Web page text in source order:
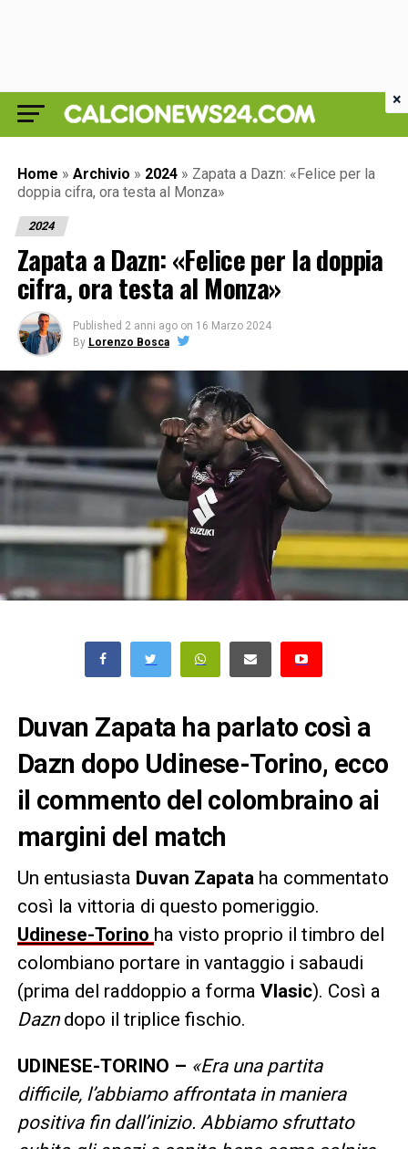
Home » Archivio » 2024 » Zapata a Dazn: «Felice per la
doppia cifra, ora testa al Monza»
2024
Zapata a Dazn: «Felice per la doppia
cifra, ora testa al Monza»
Published 2 anni ago on 16 Marzo 2024
By Lorenzo Bosca
Duvan Zapata ha parlato così a
Dazn dopo Udinese-Torino, ecco
il commento del colombraino ai
margini del match
Un entusiasta Duvan Zapata ha commentato
così la vittoria di questo pomeriggio.
Udinese-Torino ha visto proprio il timbro del
colombiano portare in vantaggio i sabaudi
(prima del raddoppio a forma Vlasic). Così a
Dazn dopo il triplice fischio.
UDINESE-TORINO – «Era una partita
difficile, l’abbiamo affrontata in maniera
positiva fin dall’inizio. Abbiamo sfruttato
×